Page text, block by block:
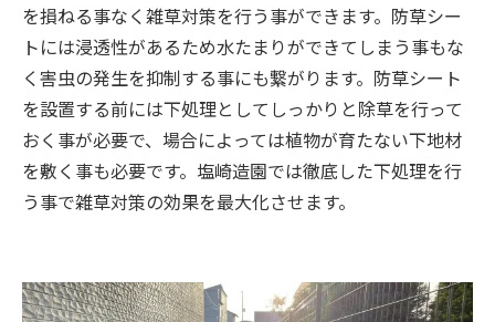
を損ねる事なく雑草対策を行う事ができます。防草シー
トには浸透性があるため水たまりができてしまう事もな
く害虫の発生を抑制する事にも繋がります。防草シート
を設置する前には下処理としてしっかりと除草を行って
おく事が必要で、場合によっては植物が育たない下地材
を敷く事も必要です。塩崎造園では徹底した下処理を行
う事で雑草対策の効果を最大化させます。